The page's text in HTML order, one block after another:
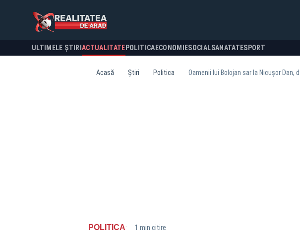
ULTIMELE ȘTIRI ACTUALITATE POLITICA ECONOMIESOCIALSANATATESPORT
Acasă Știri Politica Oamenii lui Bolojan sar la Nicușor
POLITICA· 1 min citire